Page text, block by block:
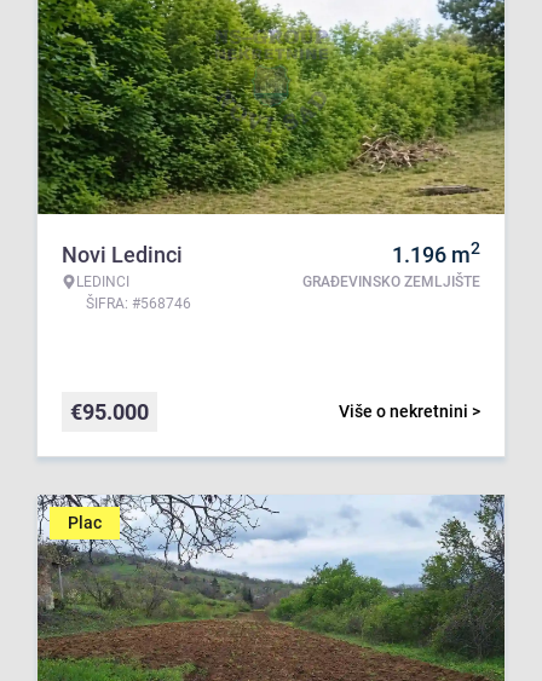
Novi Ledinci
LEDINCI
ŠIFRA: #568746
1.196 m2
GRAĐEVINSKO ZEMLJIŠTE
Više o nekretnini >
€95.000
Plac